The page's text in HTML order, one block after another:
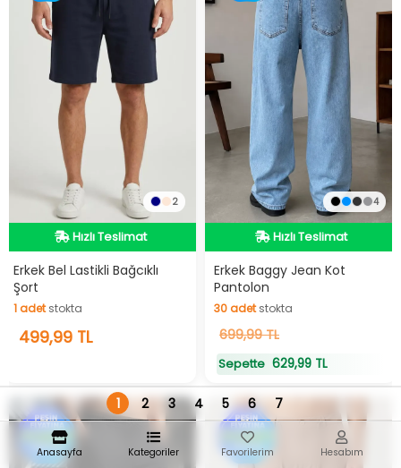
2
Hızlı Teslimat
Hızlı Teslimat
Erkek Bel Lastikli Bağcıklı
Şort
1adetstokta
adetstokta
499,99 TL
4
Hızlı Teslimat
Hızlı Teslimat
Erkek Baggy Jean Kot
Pantolon
30adetstokta
30adetstokta
699,99 TL
Sepette 629,99 TL
1 2 3 4 5 6 7
Anasayfa Kategoriler Favorilerim Hesabım